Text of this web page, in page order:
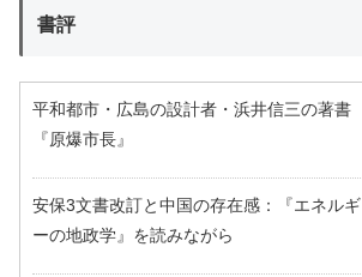
書評
平和都市・広島の設計者・浜井信三の著書
『原爆市長』
安保3文書改訂と中国の存在感：『エネルギ
ーの地政学』を読みながら